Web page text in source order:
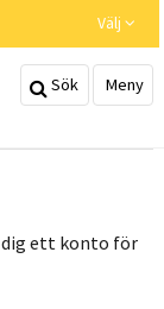
Välj
Sök Meny
dig ett konto för